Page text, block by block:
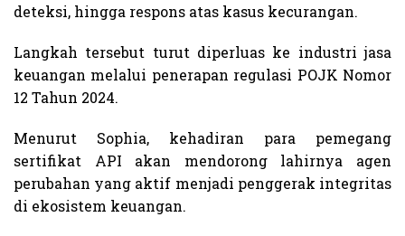
deteksi, hingga respons atas kasus kecurangan.
Langkah tersebut turut diperluas ke industri jasa
keuangan melalui penerapan regulasi POJK Nomor
12 Tahun 2024.
Menurut Sophia, kehadiran para pemegang
sertifikat API akan mendorong lahirnya agen
perubahan yang aktif menjadi penggerak integritas
di ekosistem keuangan.